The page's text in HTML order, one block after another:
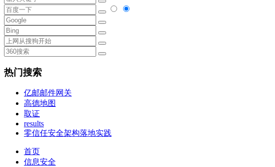
热门搜索
亿邮邮件网关
高德地图
取证
results
零信任安全架构落地实践
首页
信息安全